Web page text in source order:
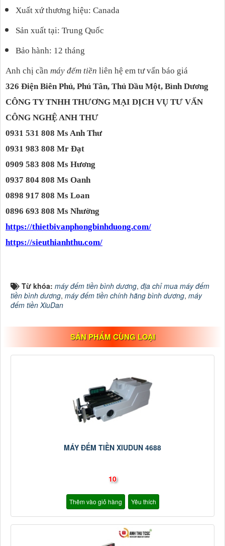
Xuất xứ thương hiệu: Canada
Sản xuất tại: Trung Quốc
Bảo hành: 12 tháng
Anh chị cần máy đếm tiền liên hệ em tư vấn báo giá
326 Điện Biên Phủ, Phú Tân, Thủ Dầu Một, Bình Dương
CÔNG TY TNHH THƯƠNG MẠI DỊCH VỤ TƯ VẤN
CÔNG NGHỆ ANH THƯ
0931 531 808 Ms Anh Thư
0931 983 808 Mr Đạt
0909 583 808 Ms Hương
0937 804 808 Ms Oanh
0898 917 808 Ms Loan
0896 693 808 Ms Nhường
https://thietbivanphongbinhduong.com/
https://sieuthianhthu.com/
Từ khóa: máy đếm tiền bình dương, địa chỉ mua máy đếm
tiền bình dương, máy đếm tiền chính hãng bình dương, máy
đếm tiền XiuDan
SẢN PHẨM CÙNG LOẠI
MÁY ĐẾM TIỀN XIUDUN 4688
10
Thêm vào giỏ hàng Yêu thích